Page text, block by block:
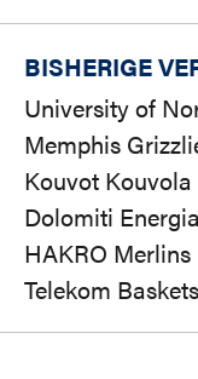
BISHERIGE
University of
Memphis
Kouvot
Dolomiti
HAKRO
Telekom